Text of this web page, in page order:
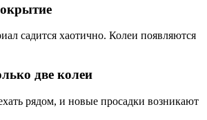
садится хаотично. Колеи появляются
две колеи
рядом, и новые просадки возникают